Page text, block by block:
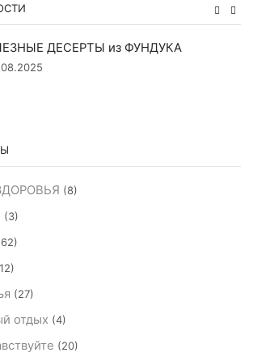
ДЕСЕРТЫ из ФУНДУКА
(8)
(3)
(27)
отдых (4)
(20)